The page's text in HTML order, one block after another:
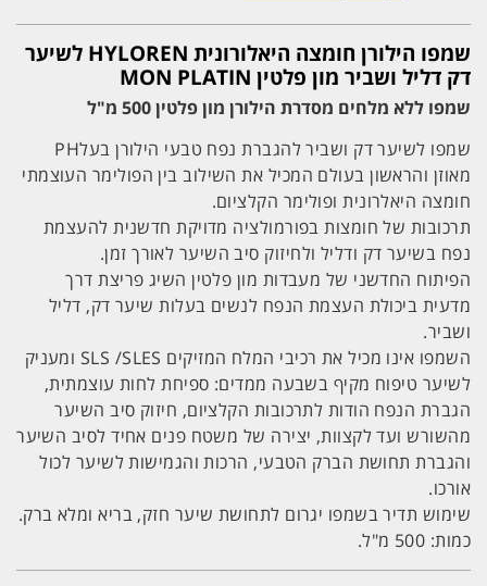
לשיער
דק
דליל
ושביר
מון
פלטין
PLATIN
שמפו הילורן חומצה היאלורונית HYLOREN לשיער
דק דליל ושביר מון פלטין MON PLATIN
שמפו ללא מלחים מסדרת הילורן מון פלטין 500 מ"ל
שמפו לשיער דק ושביר להגברת נפח טבעי הילורן בעלPH
מאוזן והראשון בעולם המכיל את השילוב בין הפולימר העוצמתי
חומצה היאלרונית ופולימר הקלציום.
תרכובות של חומצות בפורמולציה מדויקת חדשנית להעצמת
נפח בשיער דק ודליל ולחיזוק סיב השיער לאורך זמן.
הפיתוח החדשני של מעבדות מון פלטין השיג פריצת דרך
מדעית ביכולת העצמת הנפח לנשים בעלות שיער דק, דליל
ושביר.
השמפו אינו מכיל את רכיבי המלח המזיקים SLS /SLES ומעניק
לשיער טיפוח מקיף בשבעה ממדים: ספיחת לחות עוצמתית,
הגברת הנפח הודות לתרכובות הקלציום, חיזוק סיב השיער
מהשורש ועד לקצוות, יצירה של משטח פנים אחיד לסיב השיער
והגברת תחושת הברק הטבעי, הרכות והגמישות לשיער לכול
אורכו.
שימוש תדיר בשמפו יגרום לתחושת שיער חזק, בריא ומלא ברק.
כמות: 500 מ"ל.